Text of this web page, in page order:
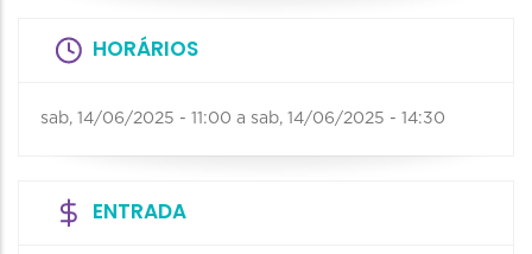
HORÁRIOS
sab, 14/06/2025 - 11:00 a sab, 14/06/2025 - 14:30
ENTRADA